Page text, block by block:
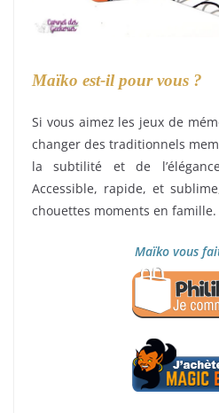
Maïko est-il pour vous ?
Si vous aimez les jeux de
changer des traditionnels
la subtilité et de
Accessible, rapide, et
chouettes moments en famille.
Maïko vous